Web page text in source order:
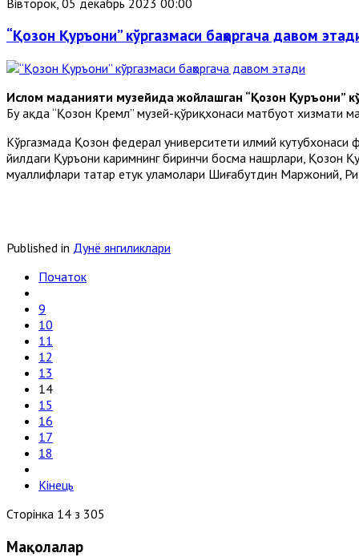
“Қозон Қуръони” кўргазмаси баҳоргача давом
Ислом маданияти музейида жойлашган “Қозон Қуръони”
Бу ҳақда “Қозон Кремл” музей-қўриқхонаси матбуот хизмати
Кўргазмада Қозон федерал университети илмий
йилдаги Қуръони каримнинг биринчи босма нашрлари, Қозон
муаллифлари татар етук уламолари Шиғабутдин Маржоний,
Published in Дунё янгиликлари
Початок
9
10
11
12
13
14
15
16
17
18
Кінець
Сторінка 14 з 305
Мақолалар